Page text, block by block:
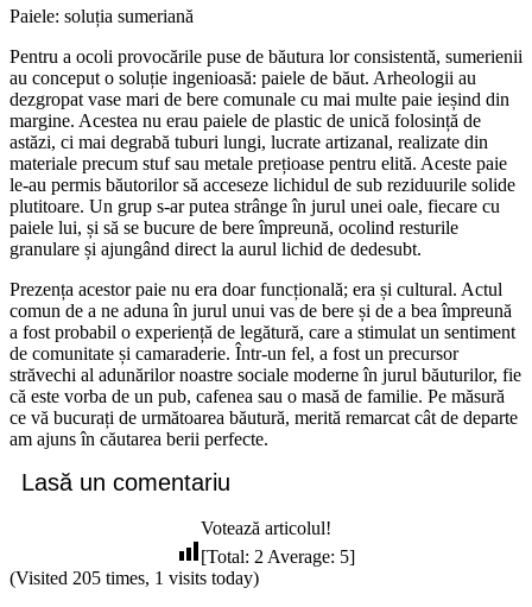
Paiele: soluția sumeriană
Pentru a ocoli provocările puse de băutura lor consistentă, sumerienii
au conceput o soluție ingenioasă: paiele de băut. Arheologii au
dezgropat vase mari de bere comunale cu mai multe paie ieșind din
margine. Acestea nu erau paiele de plastic de unică folosință de
astăzi, ci mai degrabă tuburi lungi, lucrate artizanal, realizate din
materiale precum stuf sau metale prețioase pentru elită. Aceste paie
le-au permis băutorilor să acceseze lichidul de sub reziduurile solide
plutitoare. Un grup s-ar putea strânge în jurul unei oale, fiecare cu
paiele lui, și să se bucure de bere împreună, ocolind resturile
granulare și ajungând direct la aurul lichid de dedesubt.
Prezența acestor paie nu era doar funcțională; era și cultural. Actul
comun de a ne aduna în jurul unui vas de bere și de a bea împreună
a fost probabil o experiență de legătură, care a stimulat un sentiment
de comunitate și camaraderie. Într-un fel, a fost un precursor
străvechi al adunărilor noastre sociale moderne în jurul băuturilor, fie
că este vorba de un pub, cafenea sau o masă de familie. Pe măsură
ce vă bucurați de următoarea băutură, merită remarcat cât de departe
am ajuns în căutarea berii perfecte.
Lasă un comentariu
Votează articolul!
[Total: 2 Average: 5]
(Visited 205 times, 1 visits today)